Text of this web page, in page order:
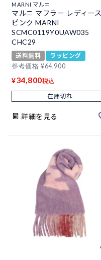
MARNI マルニ
マルニ マフラー レディース
ピンク MARNI
SCMC0119Y0UAW035
CHC29
送料無料
ラッピング
参考価格 ¥64,900
¥34,800税込
在庫切れ
詳細を見る